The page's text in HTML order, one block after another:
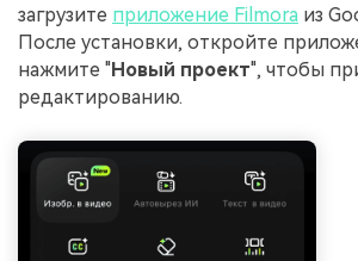
загрузите приложение Filmora из
После установки, откройте
нажмите "Новый проект", чтобы
редактированию.